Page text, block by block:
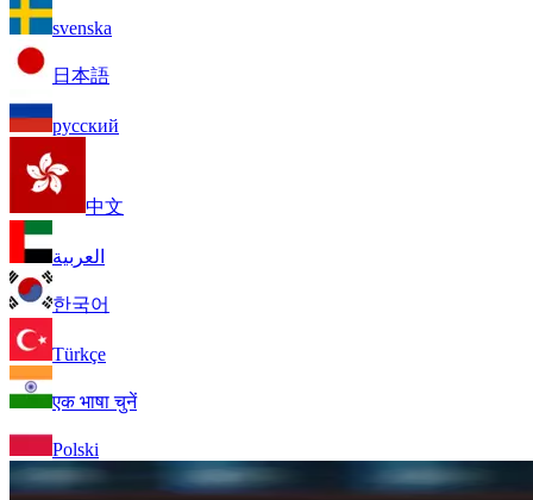
svenska
日本語
русский
中文
العربية
한국어
Türkçe
एक भाषा चुनें
Polski